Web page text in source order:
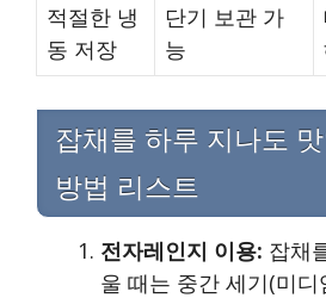
적절한 냉
동 저장
단기 보관 가
능
잡채를 하루 지나도
방법 리스트
전자레인지 이용: 잡채
울 때는 중간 세기(미